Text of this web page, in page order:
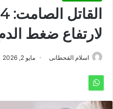
لارتفاع ضغط
اسلام القحطانى مايو 2, 2026